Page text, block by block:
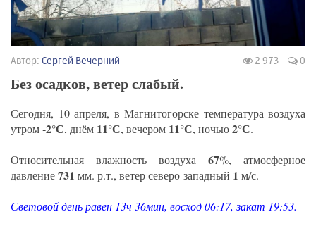
Автор: Сергей Вечерний 2 973 0
Без осадков, ветер слабый.
Сегодня, 10 апреля, в Магнитогорске температура воздуха
утром-2°С, днём 11°С, вечером 11°С, ночью2°С.
Относительная влажность воздуха 67%, атмосферное
давление731 мм. р.т., ветер северо-западный 1 м/с.
Световой день равен 13ч 36мин, восход 06:17, закат 19:53.